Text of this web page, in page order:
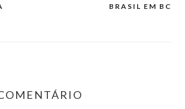
BRASIL EM BC